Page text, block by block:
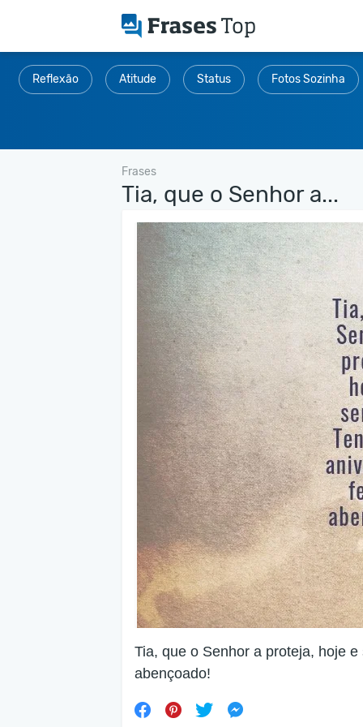
Reflexão Atitude Status Fotos Sozinha
Frases
Tia, que o Senhor a...
Tia, que o Senhor a proteja, hoje
abençoado!